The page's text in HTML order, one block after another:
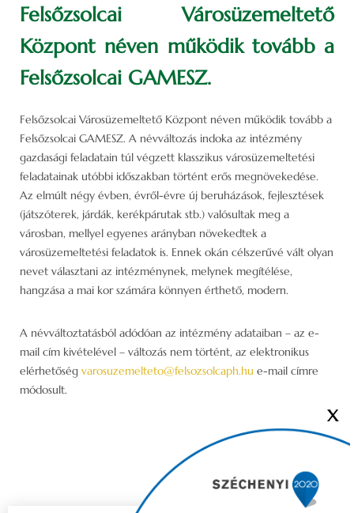
Felsőzsolcai Városüzemeltető
Központ néven működik tovább a
Felsőzsolcai GAMESZ.
Felsőzsolcai Városüzemeltető Központ néven működik tovább a
Felsőzsolcai GAMESZ. A névváltozás indoka az intézmény
gazdasági feladatain túl végzett klasszikus városüzemeltetési
feladatainak utóbbi időszakban történt erős megnövekedése.
Az elmúlt négy évben, évről-évre új beruházások, fejlesztések
(játszóterek, járdák, kerékpárutak stb.) valósultak meg a
városban, mellyel egyenes arányban növekedtek a
városüzemeltetési feladatok is. Ennek okán célszerűvé vált olyan
nevet választani az intézménynek, melynek megítélése,
hangzása a mai kor számára könnyen érthető, modern.
A névváltoztatásból adódóan az intézmény adataiban – az e-
mail cím kivételével – változás nem történt, az elektronikus
elérhetőség varosuzemelteto@felsozsolcaph.hu e-mail címre
módosult.
X